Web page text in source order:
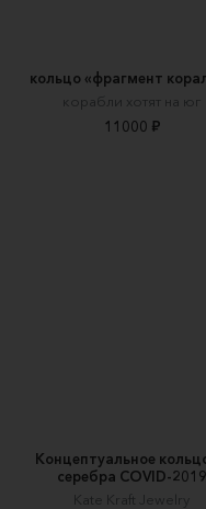
кольцо «фрагмент
корабли хотят на юг
11000 ₽
Концептуальное
серебра COVID-2019
Kate Kraft Jewelry